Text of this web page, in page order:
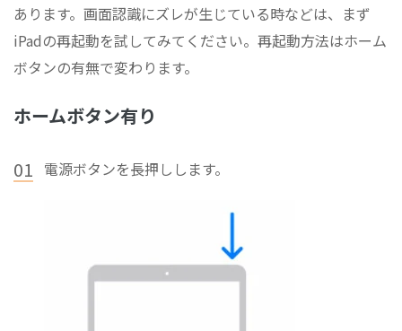
あります。画面認識にズレが生じている時などは、まず
iPadの再起動を試してみてください。再起動方法はホーム
ボタンの有無で変わります。
ホームボタン有り
01 電源ボタンを長押しします。